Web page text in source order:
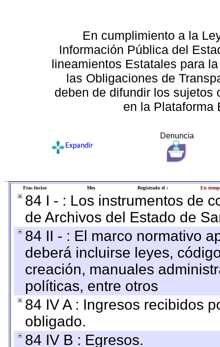
En cumplimiento a la
Información Pública del
lineamientos Estatales para
las Obligaciones de
deben de difundir los sujetos
en la Plataforma
Denuncia
Expandir
Frac-Inciso Mes Registrado el : En
84 I - : Los instrumentos de
de Archivos del Estado de
84 II - : El marco normativo
deberá incluirse leyes,
creación, manuales
políticas, entre otros
84 IV A : Ingresos recibidos
obligado.
84 IV B : Egresos.